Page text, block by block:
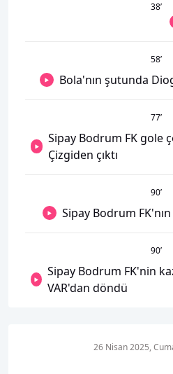
38’
58’
Bola'nın şutunda
77’
Sipay Bodrum FK gole
Çizgiden çıktı
90’
Sipay Bodrum
90’
Sipay Bodrum FK'nin
VAR'dan döndü
26 Nisan 2025,